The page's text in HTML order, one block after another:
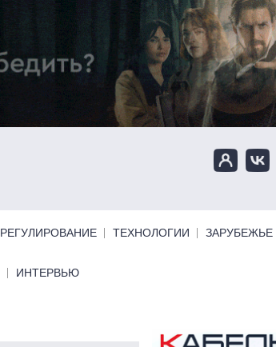
РЕГУЛИРОВАНИЕ ТЕХНОЛОГИИ ЗАРУБЕЖЬЕ
ИНТЕРВЬЮ